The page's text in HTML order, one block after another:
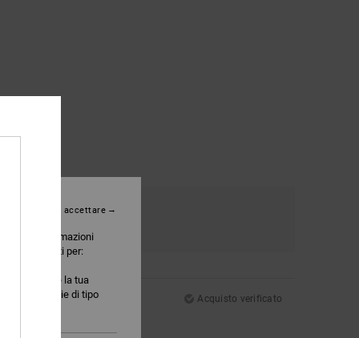
Colore
Acquisto verificato
a delle informazioni
utilizzati per:
annunci
configurare la tua
alcuni cookie di tipo
senza accettare